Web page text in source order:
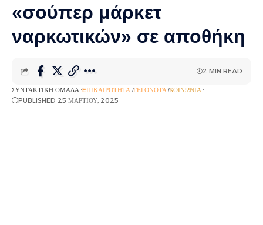
«σούπερ μάρκετ
ναρκωτικών» σε αποθήκη
ΣΥΝΤΑΚΤΙΚΉ ΟΜΆΔΑ EΠΙΚΑΙΡΌΤΗΤΑ ΓΕΓΟΝΌΤΑ ΚΟΙΝΩΝΊΑ
PUBLISHED 25 ΜΑΡΤΊΟΥ, 2025
2 MIN READ